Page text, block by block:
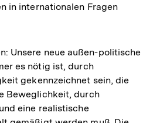
in internationalen Fragen
Unsere neue außen-politische
es nötig ist, durch
gekennzeichnet sein, die
Beweglichkeit, durch
eine realistische